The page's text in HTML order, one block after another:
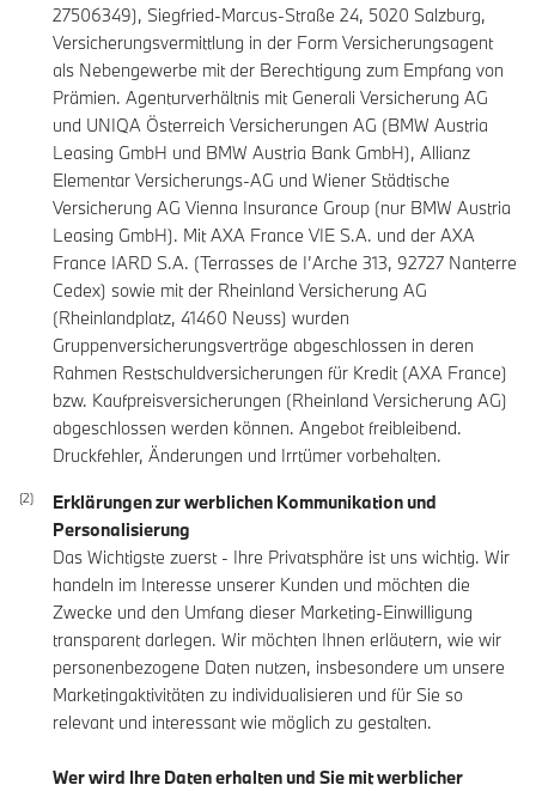
27506349), Siegfried-Marcus-Straße 24, 5020 Salzburg,
Versicherungsvermittlung in der Form Versicherungsagent
als Nebengewerbe mit der Berechtigung zum Empfang von
Prämien. Agenturverhältnis mit Generali Versicherung AG
und UNIQA Österreich Versicherungen AG (BMW Austria
Leasing GmbH und BMW Austria Bank GmbH), Allianz
Elementar Versicherungs-AG und Wiener Städtische
Versicherung AG Vienna Insurance Group (nur BMW Austria
Leasing GmbH). Mit AXA France VIE S.A. und der AXA
France IARD S.A. (Terrasses de I’Arche 313, 92727 Nanterre
Cedex) sowie mit der Rheinland Versicherung AG
(Rheinlandplatz, 41460 Neuss) wurden
Gruppenversicherungsverträge abgeschlossen in deren
Rahmen Restschuldversicherungen für Kredit (AXA France)
bzw. Kaufpreisversicherungen (Rheinland Versicherung AG)
abgeschlossen werden können. Angebot freibleibend.
Druckfehler, Änderungen und Irrtümer vorbehalten.
Erklärungen zur werblichen Kommunikation und
Personalisierung
Das Wichtigste zuerst - Ihre Privatsphäre ist uns wichtig. Wir
handeln im Interesse unserer Kunden und möchten die
Zwecke und den Umfang dieser Marketing-Einwilligung
transparent darlegen. Wir möchten Ihnen erläutern, wie wir
personenbezogene Daten nutzen, insbesondere um unsere
Marketingaktivitäten zu individualisieren und für Sie so
relevant und interessant wie möglich zu gestalten.
Wer wird Ihre Daten erhalten und Sie mit werblicher